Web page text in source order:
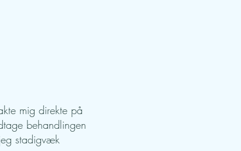
mig direkte på
behandlingen
stadigvæk